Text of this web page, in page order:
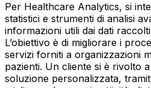
Per Healthcare Analytics, si
statistici e strumenti di analisi
informazioni utili dai dati
L’obiettivo è di migliorare i
servizi forniti a organizzazioni
pazienti. Un cliente si è rivolto
soluzione personalizzata,